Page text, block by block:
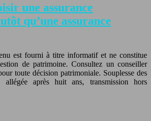
une assurance
qu’une assurance
est fourni à titre informatif et ne constitue
de patrimoine. Consultez un conseiller
toute décision patrimoniale. Souplesse des
allégée après huit ans, transmission hors